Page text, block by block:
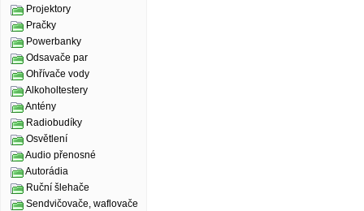
Projektory
Pračky
Powerbanky
Odsavače par
Ohřívače vody
Alkoholtestery
Antény
Radiobudíky
Osvětlení
Audio přenosné
Autorádia
Ruční šlehače
Sendvičovače, waflovače